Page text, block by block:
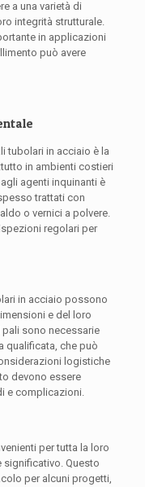
a una varietà di
integrità strutturale.
in applicazioni
può avere
tubolari in acciaio è la
in ambienti costieri
agenti inquinanti è
trattati con
o vernici a polvere.
regolari per
in acciaio possono
e del loro
pali sono necessarie
qualificata, che può
logistiche
devono essere
e complicazioni.
per tutta la loro
significativo. Questo
per alcuni progetti,